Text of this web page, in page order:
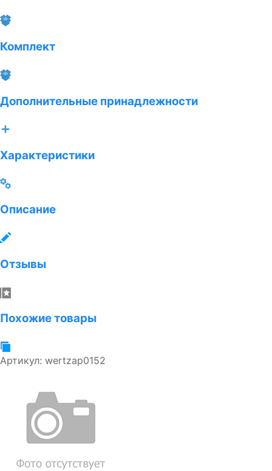
Комплект
Дополнительные принадлежности
Характеристики
Описание
Отзывы
Похожие товары
Артикул: wertzap0152